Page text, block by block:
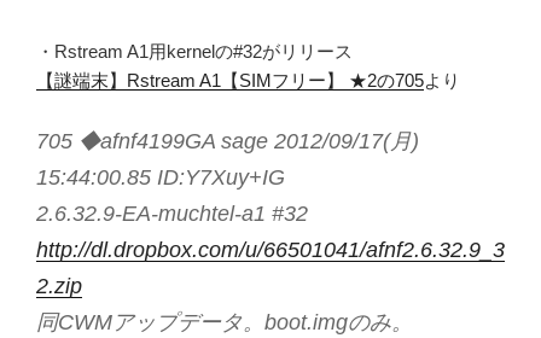
・Rstream A1用kernelの#32がリリース
【謎端末】Rstream A1【SIMフリー】 ★2の705より
705 ◆afnf4199GA sage 2012/09/17(月)
15:44:00.85 ID:Y7Xuy+IG
2.6.32.9-EA-muchtel-a1 #32
http://dl.dropbox.com/u/66501041/afnf2.6.32.9_3
2.zip
同CWMアップデータ。boot.imgのみ。